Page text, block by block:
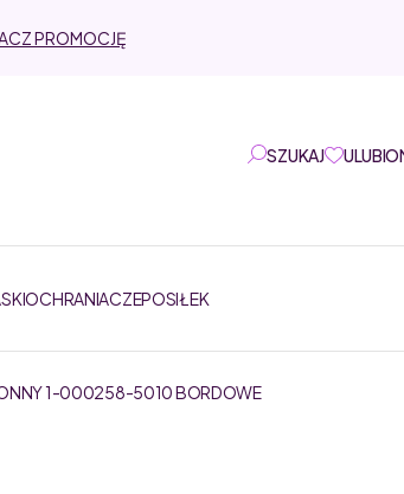
PROMOCJĘ
SZUKAJ
OCHRANIACZEPOSIŁEK
1-000258-5010 BORDOWE